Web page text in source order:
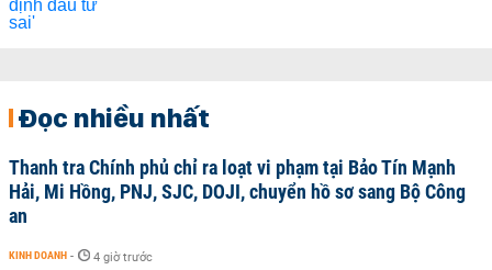
Đọc nhiều nhất
Thanh tra Chính phủ chỉ ra loạt vi phạm tại Bảo Tín Mạnh
Hải, Mi Hồng, PNJ, SJC, DOJI, chuyển hồ sơ sang Bộ Công
an
KINH DOANH - 4 giờ trước